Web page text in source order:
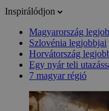
Inspirálódjon
Magyarország
Szlovénia legjobbjai
Horvátország
Egy nyár teli
7 magyar régió